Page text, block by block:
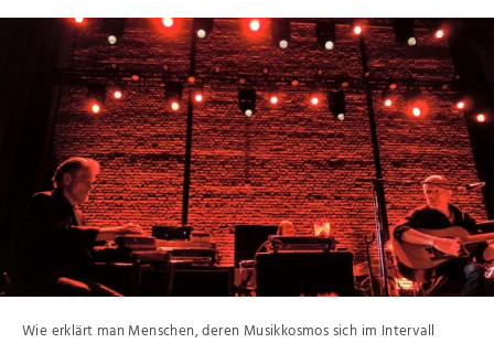
Wie erklärt man Menschen, deren Musikkosmos sich im Intervall